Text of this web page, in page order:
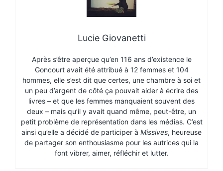
Lucie Giovanetti
Après s’être aperçue qu’en 116 ans d’existence le
Goncourt avait été attribué à 12 femmes et 104
hommes, elle s’est dit que certes, une chambre à soi et
un peu d’argent de côté ça pouvait aider à écrire des
livres – et que les femmes manquaient souvent des
deux – mais qu’il y avait quand même, peut-être, un
petit problème de représentation dans les médias. C’est
ainsi qu’elle a décidé de participer à Missives, heureuse
de partager son enthousiasme pour les autrices qui la
font vibrer, aimer, réfléchir et lutter.